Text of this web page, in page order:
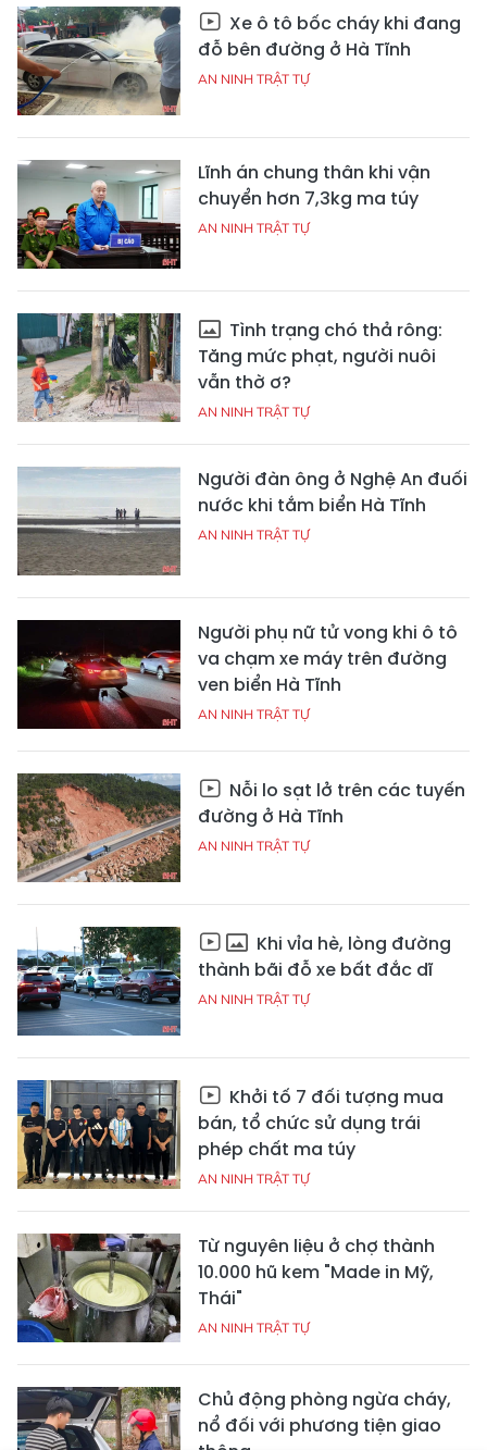
Xe ô tô bốc cháy khi đang
đỗ bên đường ở Hà Tĩnh
AN NINH TRẬT TỰ
Lĩnh án chung thân khi vận
chuyển hơn 7,3kg ma túy
AN NINH TRẬT TỰ
Tình trạng chó thả rông:
Tăng mức phạt, người nuôi
vẫn thờ ơ?
AN NINH TRẬT TỰ
Người đàn ông ở Nghệ An đuối
nước khi tắm biển Hà Tĩnh
AN NINH TRẬT TỰ
Người phụ nữ tử vong khi ô tô
va chạm xe máy trên đường
ven biển Hà Tĩnh
AN NINH TRẬT TỰ
Nỗi lo sạt lở trên các tuyến
đường ở Hà Tĩnh
AN NINH TRẬT TỰ
Khi vỉa hè, lòng đường
thành bãi đỗ xe bất đắc dĩ
AN NINH TRẬT TỰ
Khởi tố 7 đối tượng mua
bán, tổ chức sử dụng trái
phép chất ma túy
AN NINH TRẬT TỰ
Từ nguyên liệu ở chợ thành
10.000 hũ kem "Made in Mỹ,
Thái"
AN NINH TRẬT TỰ
Chủ động phòng ngừa cháy,
nổ đối với phương tiện giao